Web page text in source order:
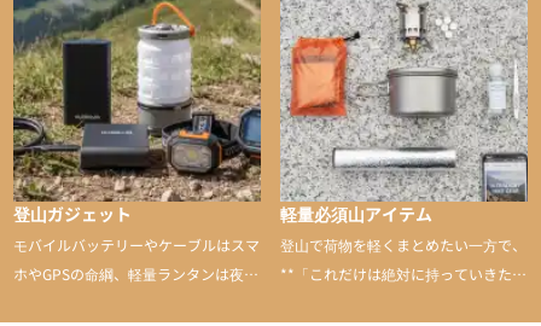
と引き上げてくれる――そんな意外性
のあるアイテムを紹介
登山ガジェット
モバイルバッテリーやケーブルはスマ
ホやGPSの命綱、軽量ランタンは夜間
軽量必須山アイテム
登山で荷物を軽くまとめたい一方で、
**「これだけは絶対に持っていきた